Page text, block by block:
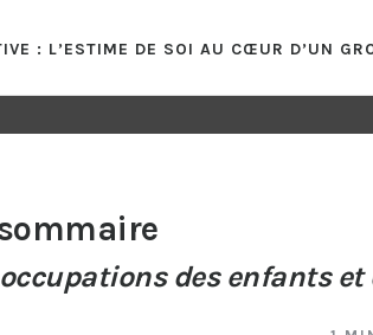
: L’ESTIME DE SOI AU CŒUR D’UN
des enfants